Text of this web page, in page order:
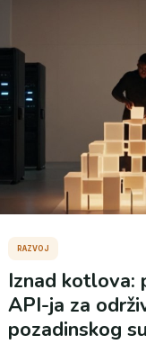
RAZVOJ
Iznad kotlova:
API-ja za
pozadinskog